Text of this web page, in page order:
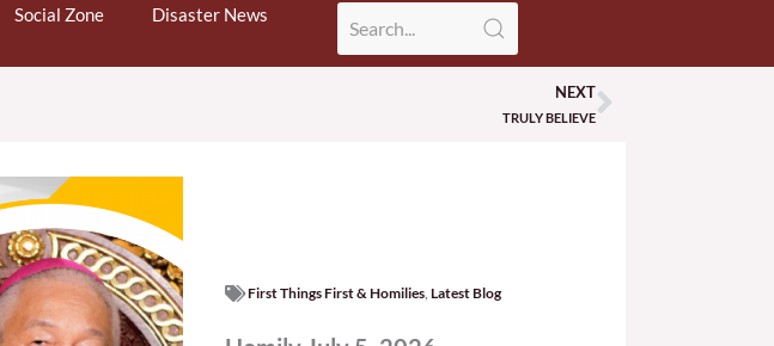
Social Zone Disaster News
NEXT
TRULY BELIEVENext
First Things First & Homilies, Latest Blog